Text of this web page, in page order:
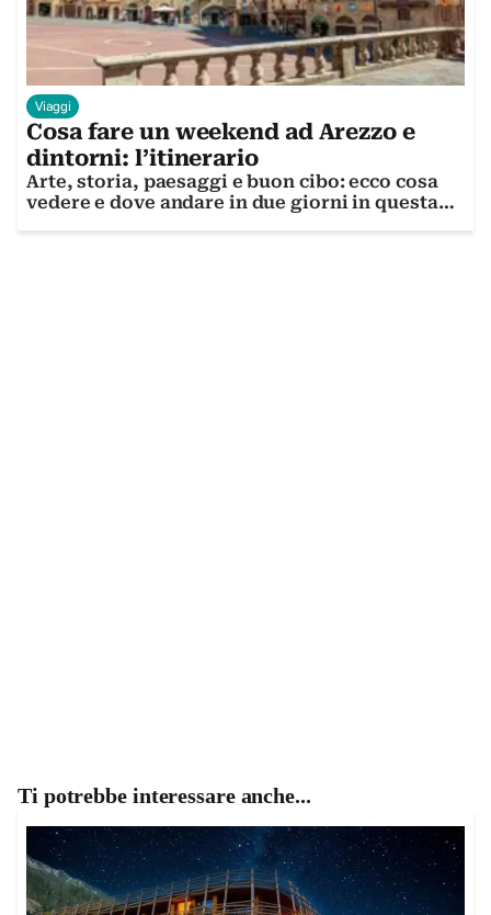
Viaggi
Cosa fare un weekend ad Arezzo e
dintorni: l’itinerario
Arte, storia, paesaggi e buon cibo: ecco cosa
vedere e dove andare in due giorni in questa
Ti potrebbe interessare anche...